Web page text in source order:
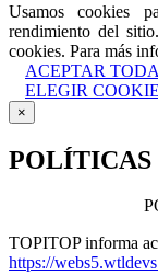
Usamos cookies
rendimiento del
cookies. Para más
ACEPTAR
ELEGIR
×
POLÍTICAS
TOPITOP informa
https://